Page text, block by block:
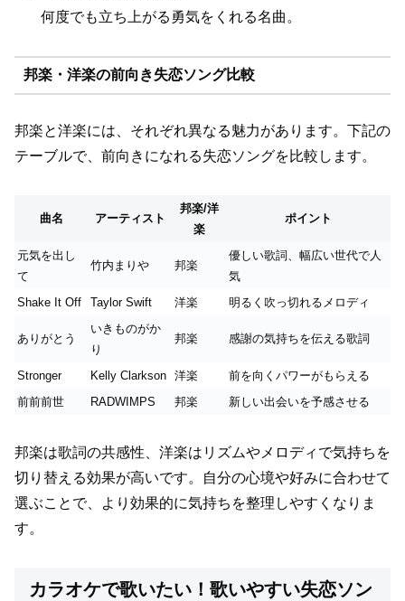
何度でも立ち上がる勇気をくれる名曲。
邦楽・洋楽の前向き失恋ソング比較
邦楽と洋楽には、それぞれ異なる魅力があります。下記の
テーブルで、前向きになれる失恋ソングを比較します。
曲名 アーティスト
邦楽/洋
楽
ポイント
元気を出し
て
竹内まりや 邦楽
優しい歌詞、幅広い世代で人
気
Shake It Off
Taylor Swift 洋楽 明るく吹っ切れるメロディ
ありがとう
いきものがか
り
邦楽 感謝の気持ちを伝える歌詞
Stronger Kelly Clarkson 洋楽
前を向くパワーがもらえる
前前前世
RADWIMPS 邦楽 新しい出会いを予感させる
邦楽は歌詞の共感性、洋楽はリズムやメロディで気持ちを
切り替える効果が高いです。自分の心境や好みに合わせて
選ぶことで、より効果的に気持ちを整理しやすくなりま
す。
カラオケで歌いたい！歌いやすい失恋ソン